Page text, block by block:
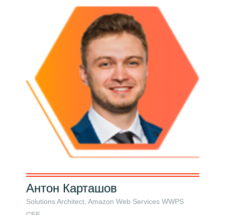
Антон Карташов
Solutions Architect, Amazon Web Services WWPS